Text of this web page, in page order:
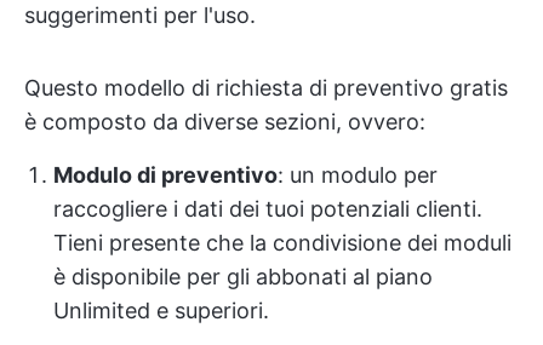
suggerimenti per l'uso.
Questo modello di richiesta di preventivo gratis
è composto da diverse sezioni, ovvero:
Modulo di preventivo: un modulo per
raccogliere i dati dei tuoi potenziali clienti.
Tieni presente che la condivisione dei moduli
è disponibile per gli abbonati al piano
Unlimited e superiori.